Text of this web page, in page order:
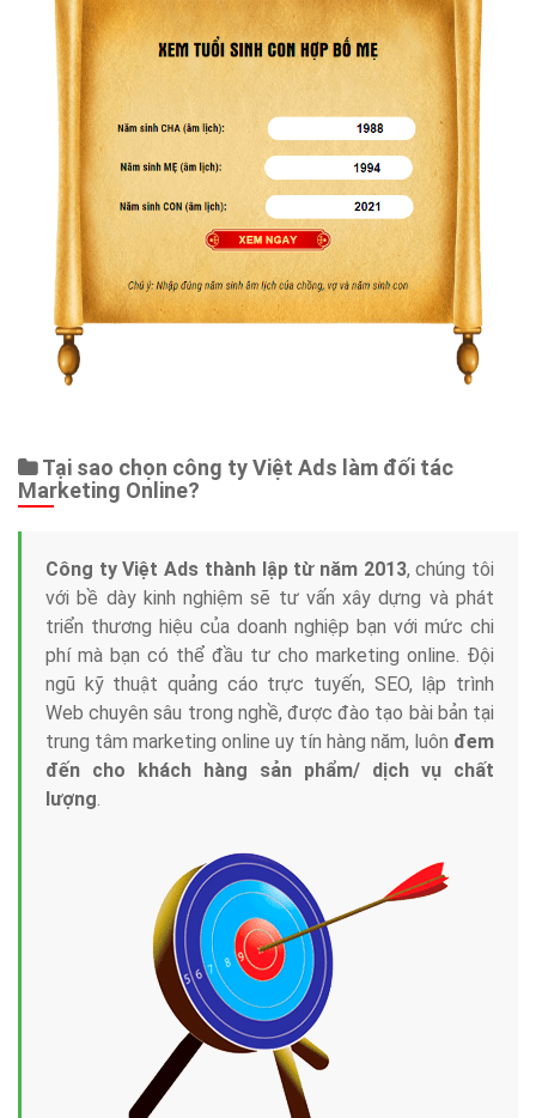
Tại sao chọn công ty Việt Ads làm đối tác
Marketing Online?
Công ty Việt Ads thành lập từ năm 2013, chúng tôi
với bề dày kinh nghiệm sẽ tư vấn xây dựng và phát
triển thương hiệu của doanh nghiệp bạn với mức chi
phí mà bạn có thể đầu tư cho marketing online. Đội
ngũ kỹ thuật quảng cáo trực tuyến, SEO, lập trình
Web chuyên sâu trong nghề, được đào tạo bài bản tại
trung tâm marketing online uy tín hàng năm, luôn đem
đến cho khách hàng sản phẩm/ dịch vụ chất
lượng.